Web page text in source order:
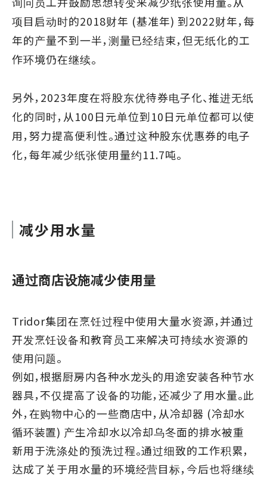
项目启动时的2018财年 (基准年) 到2022财年，每
年的产量不到一半，测量已经结束，但无纸化的工
作环境仍在继续。
另外，2023年度在将股东优待券电子化、推进无纸
化的同时，从100日元单位到10日元单位都可以使
用，努力提高便利性。通过这种股东优惠券的电子
化，每年减少纸张使用量约11.7吨。
减少用水量
通过商店设施减少使用量
Tridor集团在烹饪过程中使用大量水资源，并通过
开发烹饪设备和教育员工来解决可持续水资源的
使用问题。
例如，根据厨房内各种水龙头的用途安装各种节水
器具，不仅提高了设备的功能，还减少了用水量。此
外，在购物中心的一些商店中，从冷却器 (冷却水
循环装置) 产生冷却水以冷却乌冬面的排水被重
新用于洗涤处的预洗过程。通过细致的工作积累，
达成了关于用水量的环境经营目标，今后也将继续